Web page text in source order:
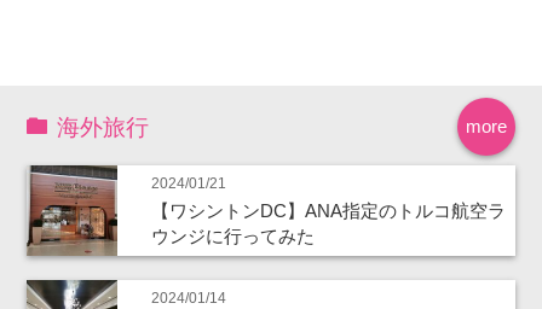
more
海外旅行
2024/01/21
【ワシントンDC】ANA指定のトルコ航空ラ
ウンジに行ってみた
2024/01/14